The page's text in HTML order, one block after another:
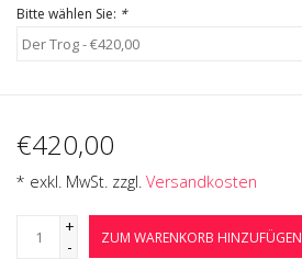
Bitte wählen Sie: *
€420,00
* exkl. MwSt. zzgl. Versandkosten
+
-
ZUM WARENKORB HINZUFÜGEN